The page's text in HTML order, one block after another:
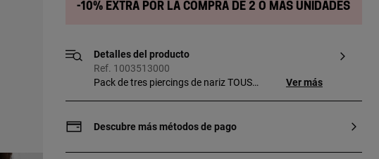
-10% extra por la compra de 2 o más unidades
Detalles del producto
Ref. 1003513000
Pack de tres piercings de nariz TOUS
IP dorado) y corazón (acero IP rosado) de
biocompatible e hipoalergénico, no
Ver más
Descubre más métodos de pago